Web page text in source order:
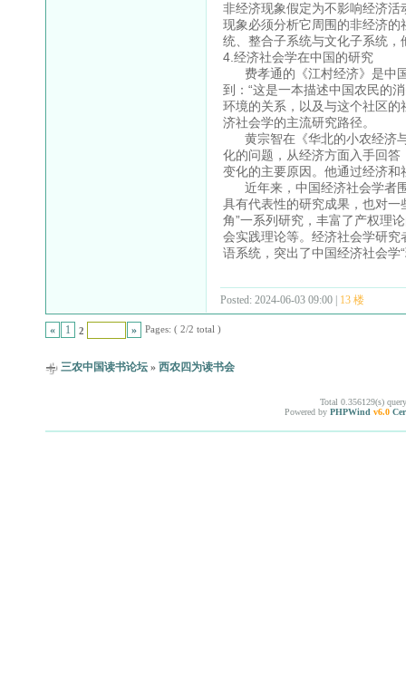
非经济现象假定为不影响经济
现象必须分析它周围的非经济
统、整合子系统与文化子系统
4.经济社会学在中国的研究
费孝通的《江村经济》是中
到：“这是一本描述中国农民的
环境的关系，以及与这个社区
济社会学的主流研究路径。
黄宗智在《华北的小农经济与
化的问题，从经济方面入手回
变化的主要原因。他通过经济
近年来，中国经济社会学者围
具有代表性的研究成果，也对
角”一系列研究，丰富了产权理
会实践理论等。经济社会学研
语系统，突出了中国经济社会学
Posted: 2024-06-03 09:00 | 13 楼
« 1 2 » Pages: ( 2/2 total )
三农中国读书论坛 » 西农四为读书会
Total 0.356129(s)
Powered by PHPWind v6.0